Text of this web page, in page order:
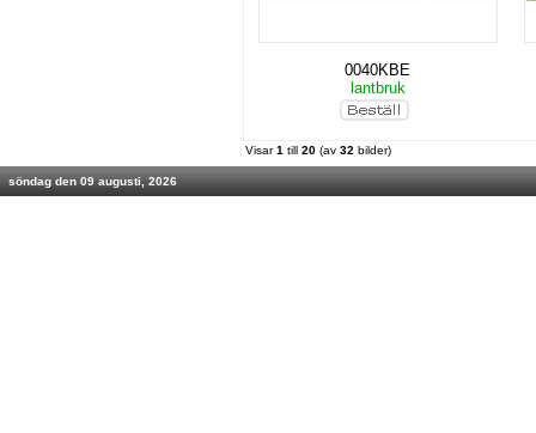
0040KBE
lantbruk
Visar1 till 20 (av 32 bilder)
söndag den 09 augusti, 2026